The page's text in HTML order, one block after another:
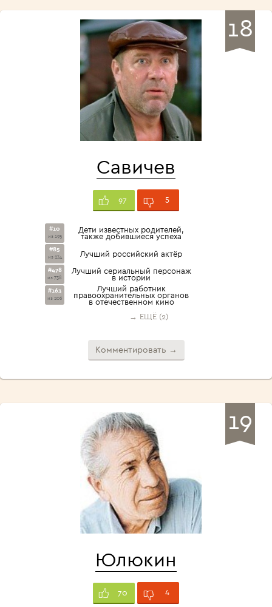
18
Савичев
97 5
#10
из 195
Дети известных родителей,
также добившиеся успеха
#85
из 234 Лучший российский актёр
#478
из 738
Лучший сериальный персонаж
в истории
#163
из 206
Лучший работник
правоохранительных органов
в отечественном кино
→ ЕЩЁ (2)
Комментировать →
19
Юлюкин
70 4